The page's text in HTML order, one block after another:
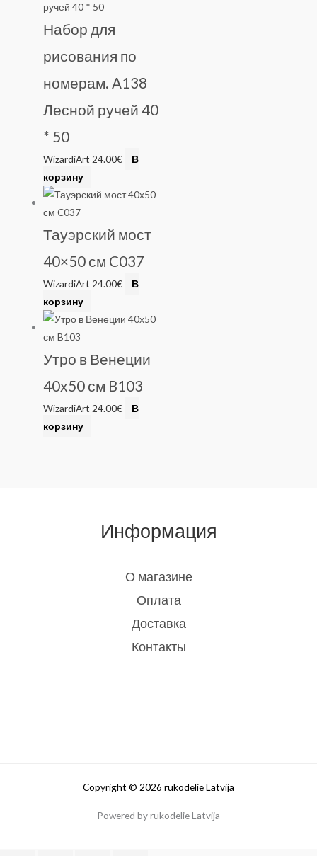
Набор для
рисования по
номерам. A138
Лесной ручей 40
* 50
WizardiArt 24.00€
В
корзину
Тауэрский мост
40×50 см C037
WizardiArt 24.00€
В
корзину
Утро в Венеции
40х50 см B103
WizardiArt 24.00€
В
корзину
Информация
О магазине
Оплата
Доставка
Контакты
Copyright © 2026 rukodelie Latvija
Powered by rukodelie Latvija